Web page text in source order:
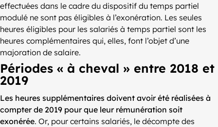
effectuées dans le cadre du dispositif du temps partiel
modulé ne sont pas éligibles à l’exonération. Les seules
heures éligibles pour les salariés à temps partiel sont les
heures complémentaires qui, elles, font l’objet d’une
majoration de salaire.
Périodes « à cheval » entre 2018 et
2019
Les heures supplémentaires doivent avoir été réalisées à
compter de 2019 pour que leur rémunération soit
exonérée. Or, pour certains salariés, le décompte des